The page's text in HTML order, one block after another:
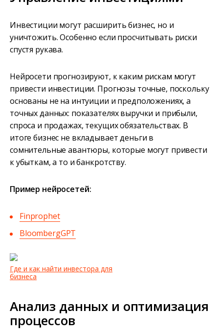
Инвестиции могут расширить бизнес, но и
уничтожить. Особенно если просчитывать риски
спустя рукава.
Нейросети прогнозируют, к каким рискам могут
привести инвестиции. Прогнозы точные, поскольку
основаны не на интуиции и предположениях, а
точных данных: показателях выручки и прибыли,
спроса и продажах, текущих обязательствах. В
итоге бизнес не вкладывает деньги в
сомнительные авантюры, которые могут привести
к убыткам, а то и банкротству.
Пример нейросетей:
Finprophet
BloombergGPT
Где и как найти инвестора для
бизнеса
Анализ данных и оптимизация
процессов